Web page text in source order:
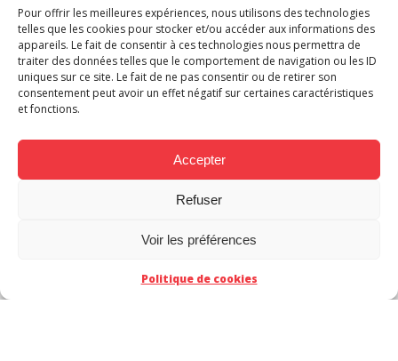
Pour offrir les meilleures expériences, nous utilisons des technologies
telles que les cookies pour stocker et/ou accéder aux informations des
appareils. Le fait de consentir à ces technologies nous permettra de
traiter des données telles que le comportement de navigation ou les ID
uniques sur ce site. Le fait de ne pas consentir ou de retirer son
consentement peut avoir un effet négatif sur certaines caractéristiques
et fonctions.
Accepter
Refuser
Voir les préférences
Politique de cookies